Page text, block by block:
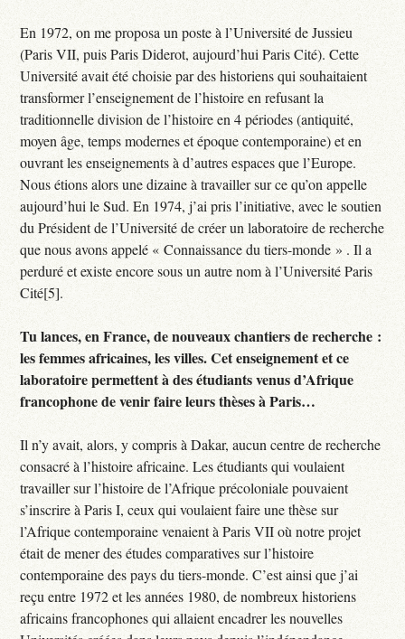
En 1972, on me proposa un poste à l’Université de Jussieu
(Paris VII, puis Paris Diderot, aujourd’hui Paris Cité). Cette
Université avait été choisie par des historiens qui souhaitaient
transformer l’enseignement de l’histoire en refusant la
traditionnelle division de l’histoire en 4 périodes (antiquité,
moyen âge, temps modernes et époque contemporaine) et en
ouvrant les enseignements à d’autres espaces que l’Europe.
Nous étions alors une dizaine à travailler sur ce qu’on appelle
aujourd’hui le Sud. En 1974, j’ai pris l’initiative, avec le soutien
du Président de l’Université de créer un laboratoire de recherche
que nous avons appelé « Connaissance du tiers-monde » . Il a
perduré et existe encore sous un autre nom à l’Université Paris
Cité[5].
Tu lances, en France, de nouveaux chantiers de recherche :
les femmes africaines, les villes. Cet enseignement et ce
laboratoire permettent à des étudiants venus d’Afrique
francophone de venir faire leurs thèses à Paris…
Il n’y avait, alors, y compris à Dakar, aucun centre de recherche
consacré à l’histoire africaine. Les étudiants qui voulaient
travailler sur l’histoire de l’Afrique précoloniale pouvaient
s’inscrire à Paris I, ceux qui voulaient faire une thèse sur
l’Afrique contemporaine venaient à Paris VII où notre projet
était de mener des études comparatives sur l’histoire
contemporaine des pays du tiers-monde. C’est ainsi que j’ai
reçu entre 1972 et les années 1980, de nombreux historiens
africains francophones qui allaient encadrer les nouvelles